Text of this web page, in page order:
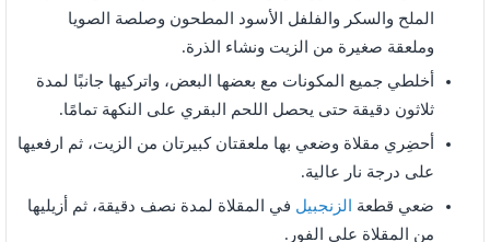
الملح والسكر والفلفل الأسود المطحون وصلصة الصويا
وملعقة صغيرة من الزيت ونشاء الذرة.
أخلطي جميع المكونات مع بعضها البعض، واتركيها جانبًا لمدة
ثلاثون دقيقة حتى يحصل اللحم البقري على النكهة تمامًا.
أحضِري مقلاة وضعي بها ملعقتان كبيرتان من الزيت، ثم ارفعيها
على درجة نار عالية.
ضعي قطعة
الزنجبيل في المقلاة لمدة نصف دقيقة، ثم أزيليها
من المقلاة على الفور.